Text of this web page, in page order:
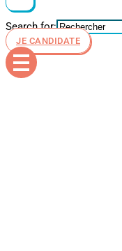
Search for:
JE CANDIDATE